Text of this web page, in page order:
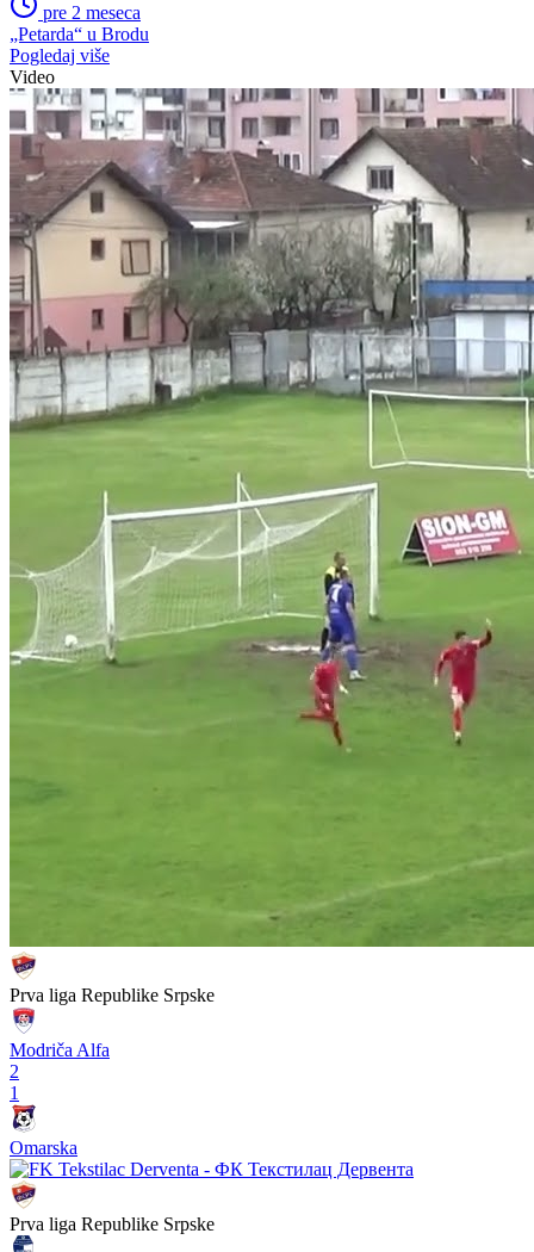
pre 2 meseca
„Petarda“ u Brodu
Pogledaj više
Video
Prva liga Republike Srpske
Modriča Alfa
2
1
Omarska
Prva liga Republike Srpske